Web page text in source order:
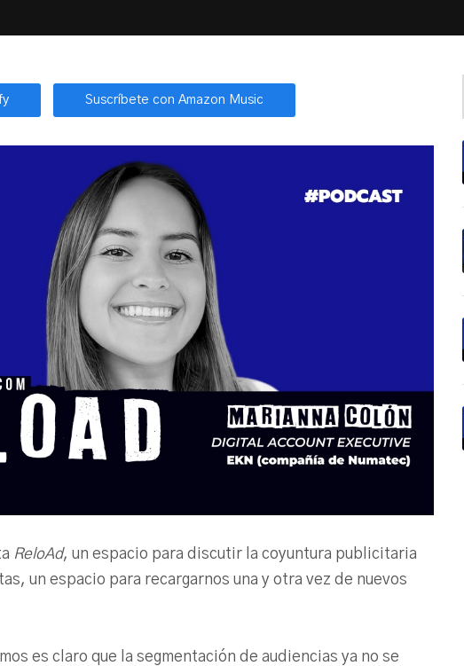
Suscríbete con Amazon Music
ReloAd, un espacio para discutir la coyuntura publicitaria
un espacio para recargarnos una y otra vez de nuevos
es claro que la segmentación de audiencias ya no se